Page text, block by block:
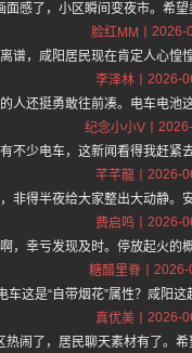
感了，小区瞬间变夜市。希
脸红MM
2026-
谱，咸阳居民现在肯定人心惶
李泽林
2026-
人还挺勇敢往前凑。电车电池
纪念小小V
不少电车，这新闻看得我赶紧
芊芊龍
2026-
非得半夜给大家整出大动静。
费启鸣
2026-
，幸亏发现及时。停放起火的
糖醋里脊
2026-
车这是“自带烟花”属性？咸阳这
真优美
2026-
热闹了，居民聊天素材有了。希